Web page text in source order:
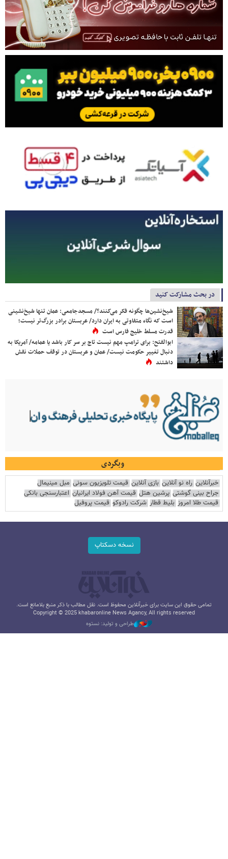
در بحث مشارکت کنید
شیخ‌نشین‌ها چگونه فکر می‌کنند؟/ مسجدجامعی: عمان تنها شیخ‌نشینی
است که نگاه متفاوتی به ایران دارد/ عربستان برادر بزرگ‌تر نیست؛
قدرت مسلط خلیج فارس است
ابوالفتح: برای ترامپ مهم نیست تاج بر سر کار باشد یا عمامه/ آمریکا به
دنبال تغییر حکومت نیست/ عمان و عربستان در توقف حملات نقش
داشتند
وبگردی
خبرآنلاین راه نو آنلاین بازی آنلاین قیمت تلویزیون سونی مبل مینیمال
جراح بینی گوشتی پرشین هتل قیمت آهن فولاد ایرانیان اعتبارسنجی بانکی
قیمت طلا امروز بلیط قطار شرکت رادوکو قیمت پروفیل
نسخه دسکتاپ
تمامی حقوق این سایت برای خبرآنلاین محفوظ است. نقل مطالب با ذکر منبع بلامانع است.
Copyright © 2025 khabaronline News Agancy, All rights reserved
طراحی و تولید: نستوه